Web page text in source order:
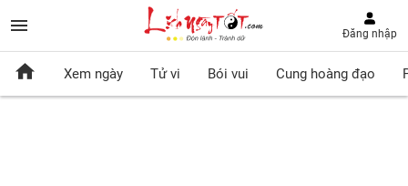
Đăng nhập
Xem ngày Tử vi Bói vui Cung hoàng đạo